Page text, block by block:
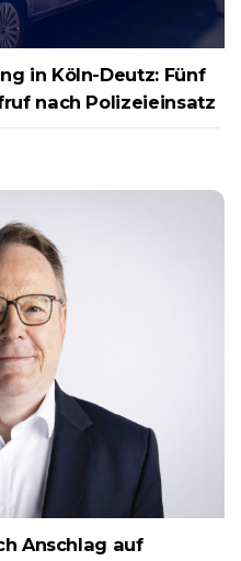
in Köln-Deutz: Fünf
nach Polizeieinsatz
Anschlag auf